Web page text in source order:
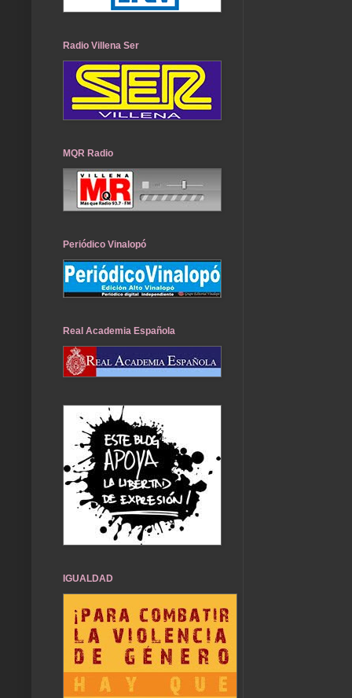
Radio Villena Ser
MQR Radio
Periódico Vinalopó
Real Academia Española
IGUALDAD